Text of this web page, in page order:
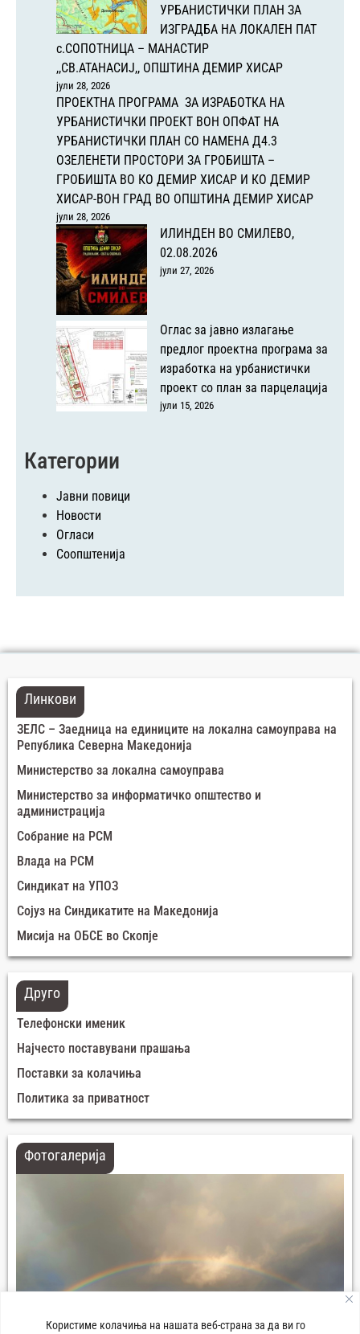
Користиме колачиња на нашата веб-страна за да ви го
УРБАНИСТИЧКИ ПЛАН ЗА
ИЗГРАДБА НА ЛОКАЛЕН ПАТ
с.СОПОТНИЦА – МАНАСТИР
,,СВ.АТАНАСИЈ,, ОПШТИНА ДЕМИР ХИСАР
јули 28, 2026
ПРОЕКТНА ПРОГРАМА ЗА ИЗРАБОТКА НА
УРБАНИСТИЧКИ ПРОЕКТ ВОН ОПФАТ НА
УРБАНИСТИЧКИ ПЛАН СО НАМЕНА Д4.3
ОЗЕЛЕНЕТИ ПРОСТОРИ ЗА ГРОБИШТА –
ГРОБИШТА ВО КО ДЕМИР ХИСАР И КО ДЕМИР
ХИСАР-ВОН ГРАД ВО ОПШТИНА ДЕМИР ХИСАР
јули 28, 2026
ИЛИНДЕН ВО СМИЛЕВО,
02.08.2026
јули 27, 2026
Оглас за јавно излагање
предлог проектна програма за
изработка на урбанистички
проект со план за парцелација
јули 15, 2026
Категории
Јавни повици
Новости
Огласи
Соопштенија
Линкови
ЗЕЛС – Заедница на единиците на локална самоуправа на
Република Северна Македонија
Министерство за локална самоуправа
Министерство за информатичко општество и
администрација
Собрание на РСМ
Влада на РСМ
Синдикат на УПОЗ
Сојуз на Синдикатите на Македонија
Мисија на ОБСЕ во Скопје
Друго
Телефонски именик
Најчесто поставувани прашања
Поставки за колачиња
Политика за приватност
Фотогалерија